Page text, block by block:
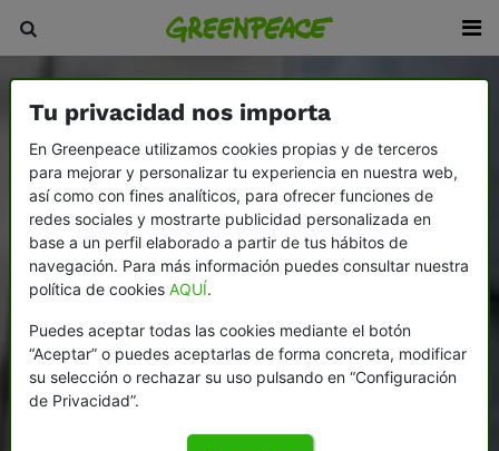
Tu privacidad nos importa
En Greenpeace utilizamos cookies propias y de terceros
para mejorar y personalizar tu experiencia en nuestra web,
así como con fines analíticos, para ofrecer funciones de
redes sociales y mostrarte publicidad personalizada en
base a un perfil elaborado a partir de tus hábitos de
navegación. Para más información puedes consultar nuestra
política de cookies AQUÍ.
Puedes aceptar todas las cookies mediante el botón
“Aceptar” o puedes aceptarlas de forma concreta, modificar
su selección o rechazar su uso pulsando en “Configuración
de Privacidad”.